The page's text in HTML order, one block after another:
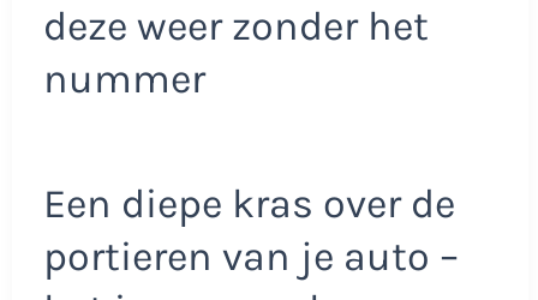
deze weer zonder het
nummer
Een diepe kras over de
portieren van je auto –